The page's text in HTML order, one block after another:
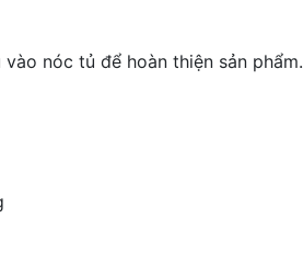
nóc tủ để hoàn thiện sản phẩm.